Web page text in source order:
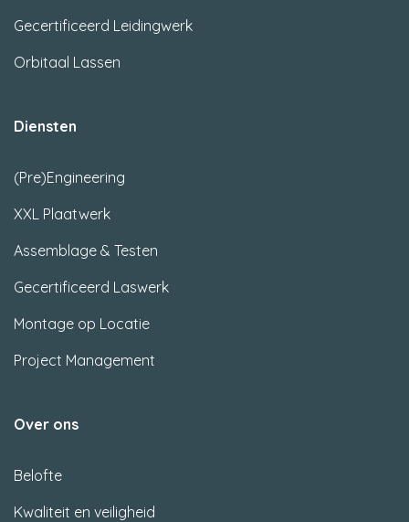
Gecertificeerd Leidingwerk
Orbitaal Lassen
Diensten
(Pre)Engineering
XXL Plaatwerk
Assemblage & Testen
Gecertificeerd Laswerk
Montage op Locatie
Project Management
Over ons
Belofte
Kwaliteit en veiligheid